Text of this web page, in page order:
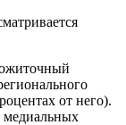
от него).
медиальных